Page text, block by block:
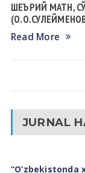
ШЕЪРИЙ МАТН,
Read More
JURNAL
“O’zbekistonda